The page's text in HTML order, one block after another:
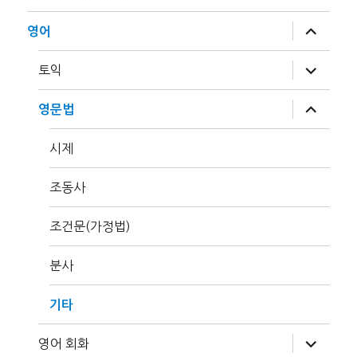
영어
위
메
확
장
토익
위
메
확
장
영문법
위
메
장
시제
조동사
조건문(가정법)
분사
기타
영어 회화
위